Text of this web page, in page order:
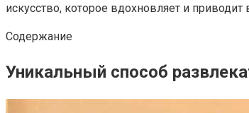
искусство, которое вдохновляет и
Содержание
Уникальный способ